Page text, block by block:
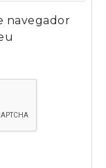
navegador